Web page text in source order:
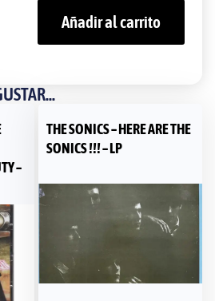
Añadir al carrito
–
THE SONICS – HERE ARE THE
SONICS !!! – LP